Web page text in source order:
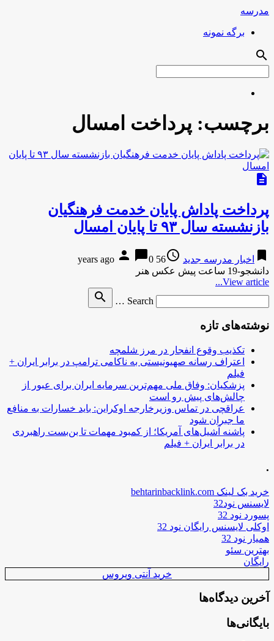
مدرسه
برگه نمونه
search
برچسب: پرداخت امسال
description
پرداخت پاداش پایان خدمت فرهنگیان
بازنشسته سال ۹۳ تا پایان امسال
bookmark اخبار مدرسه جدید access_time
56 years ago
person chat_bubble0
دانشجو-19 ساعت پیش عکس هنر
View article...
Search …
search
نوشته‌های تازه
تکذیب وقوع انفجار در مرز شلمچه
اعتراف رسانه صهیونیستی به ناکامی ترامپ در برابر ایران +
فیلم
پزشکیان: وفاق ملی مهم‌ترین سرمایه ایران برای عبور از
چالش‌های پیش رو است
عراقچی در تماس وزیرخارجه اوکراین: باید خسارات به منافع
ما جبران شود
پاشنه آشیل‌های آمریکا؛ از کمبود مهمات تا بن‌بست راهبردی
در برابر ایران + فیلم
.
خرید بک لینک behtarinbacklink.com
لایسنس نود32
پسورد نود 32
اوکلی لایسنس رایگان نود 32
همیار نود 32
بهترین سئو
رایگان
خرید آنتی ویروس
آخرین دیدگاه‌ها
بایگانی‌ها